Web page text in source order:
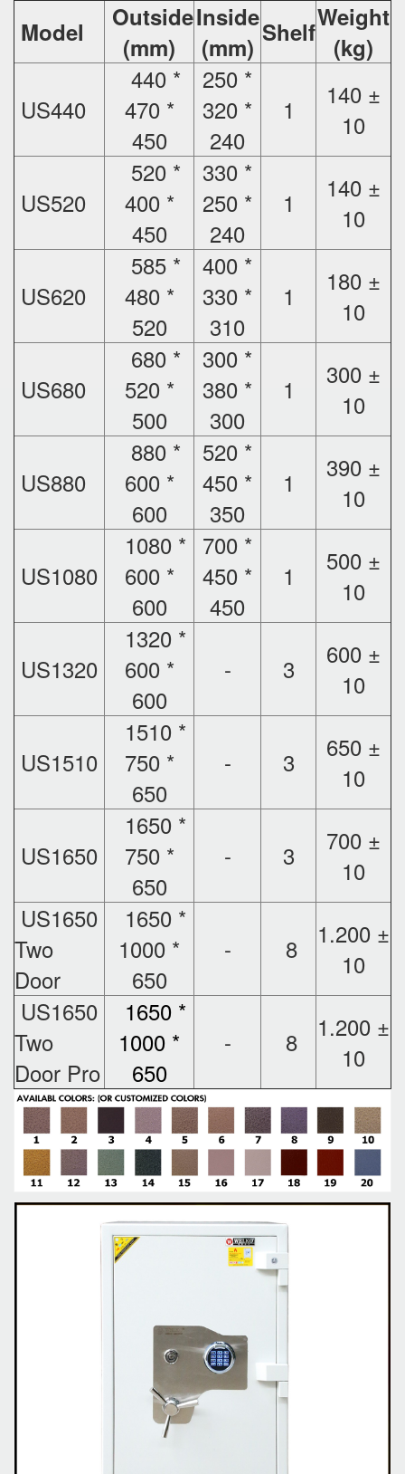
Model
Outside
(mm)
Inside
(mm) ShelfWeight
(kg)
US440
440 *
470 *
450
250 *
320 *
240
1
140 ±
10
US520
520 *
400 *
450
330 *
250 *
240
1
140 ±
10
US620
585 *
480 *
520
400 *
330 *
310
1
180 ±
10
US680
680 *
520 *
500
300 *
380 *
300
1
300 ±
10
US880
880 *
600 *
600
520 *
450 *
350
1
390 ±
10
US1080
1080 *
600 *
600
700 *
450 *
450
1
500 ±
10
US1320
1320 *
600 *
600
- 3
600 ±
10
US1510
1510 *
750 *
650
- 3
650 ±
10
US1650
1650 *
750 *
650
- 3
700 ±
10
US1650
Two
Door
1650 *
1000 *
650
- 8
1.200 ±
10
US1650
Two
Door Pro
1650 *
1000 *
650
- 8
1.200 ±
10